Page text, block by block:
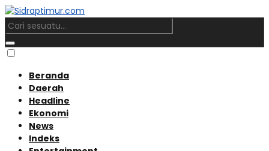
Beranda
Daerah
Headline
Ekonomi
News
Indeks